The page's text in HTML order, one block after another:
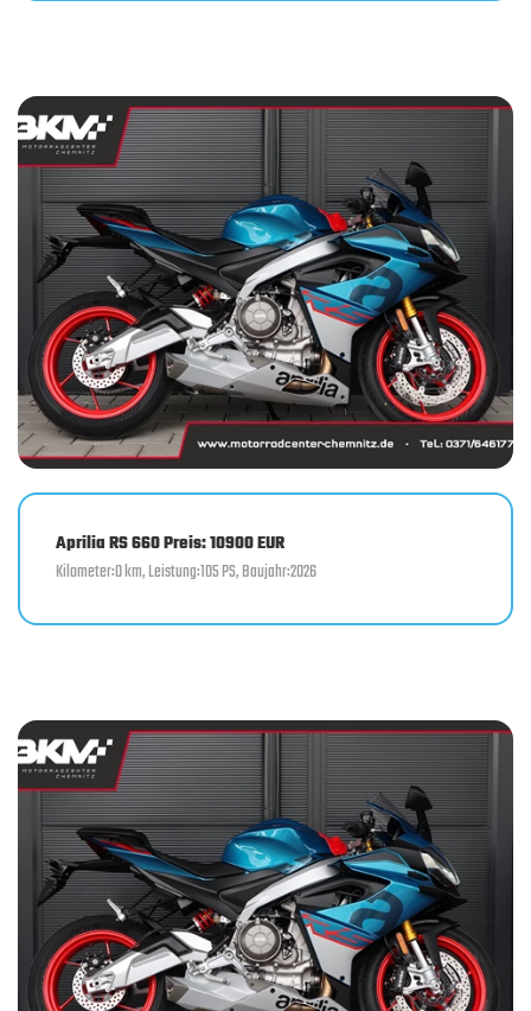
Aprilia RS 660 Preis: 10900 EUR
Kilometer:0 km, Leistung:105 PS, Baujahr:2026